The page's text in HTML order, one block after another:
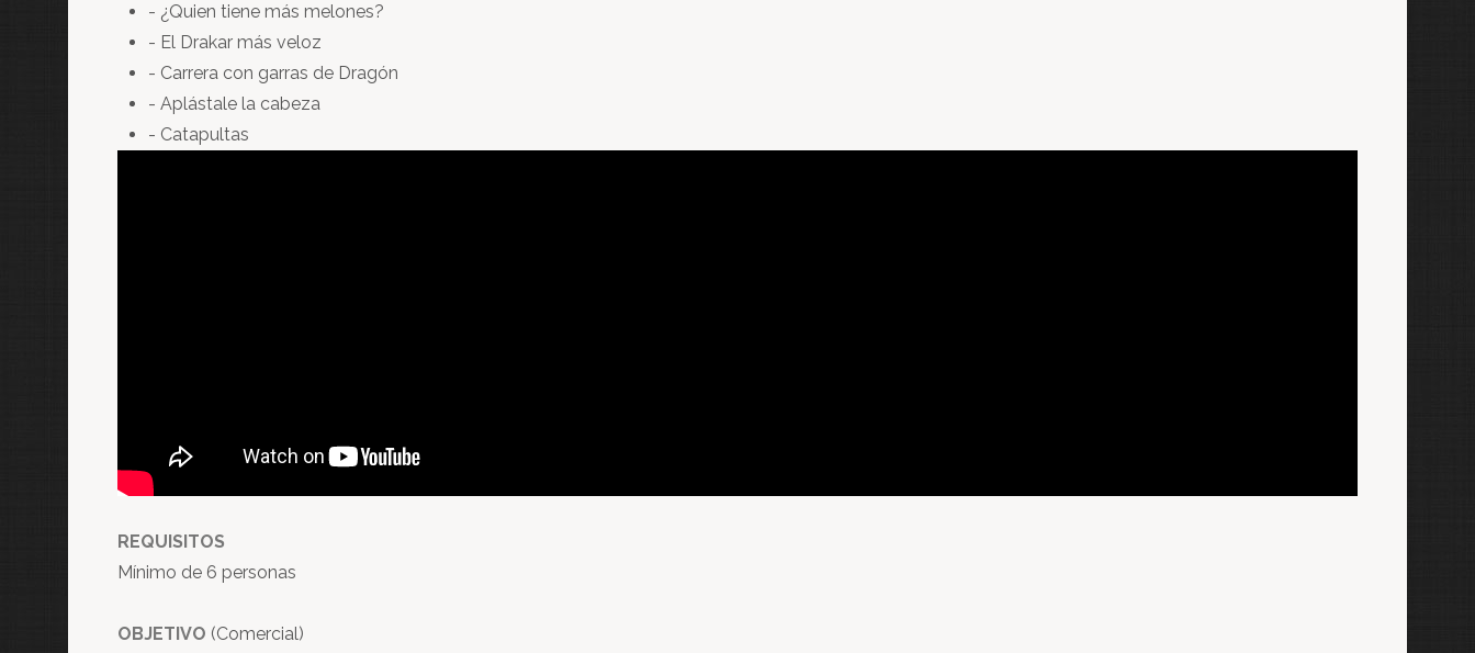
- ¿Quien tiene más melones?
- El Drakar más veloz
- Carrera con garras de Dragón
- Aplástale la cabeza
- Catapultas
REQUISITOS
Mínimo de 6 personas
OBJETIVO (Comercial)